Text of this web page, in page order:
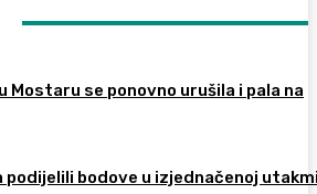
Mostaru se ponovno urušila i pala na
podijelili bodove u izjednačenoj